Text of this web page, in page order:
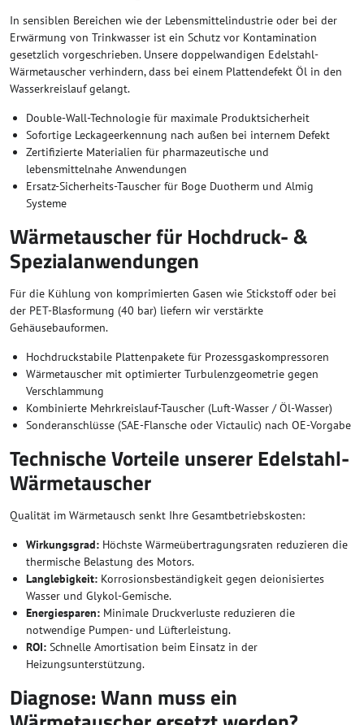
In sensiblen Bereichen wie der Lebensmittelindustrie oder bei der
Erwärmung von Trinkwasser ist ein Schutz vor Kontamination
gesetzlich vorgeschrieben. Unsere doppelwandigen Edelstahl-
Wärmetauscher verhindern, dass bei einem Plattendefekt Öl in den
Wasserkreislauf gelangt.
Double-Wall-Technologie für maximale Produktsicherheit
Sofortige Leckageerkennung nach außen bei internem Defekt
Zertifizierte Materialien für pharmazeutische und
lebensmittelnahe Anwendungen
Ersatz-Sicherheits-Tauscher für Boge Duotherm und Almig
Systeme
Wärmetauscher für Hochdruck- &
Spezialanwendungen
Für die Kühlung von komprimierten Gasen wie Stickstoff oder bei
der PET-Blasformung (40 bar) liefern wir verstärkte
Gehäusebauformen.
Hochdruckstabile Plattenpakete für Prozessgaskompressoren
Wärmetauscher mit optimierter Turbulenzgeometrie gegen
Verschlammung
Kombinierte Mehrkreislauf-Tauscher (Luft-Wasser / Öl-Wasser)
Sonderanschlüsse (SAE-Flansche oder Victaulic) nach OE-Vorgabe
Technische Vorteile unserer Edelstahl-
Wärmetauscher
Qualität im Wärmetausch senkt Ihre Gesamtbetriebskosten:
Wirkungsgrad: Höchste Wärmeübertragungsraten reduzieren die
thermische Belastung des Motors.
Langlebigkeit: Korrosionsbeständigkeit gegen deionisiertes
Wasser und Glykol-Gemische.
Energiesparen: Minimale Druckverluste reduzieren die
notwendige Pumpen- und Lüfterleistung.
ROI: Schnelle Amortisation beim Einsatz in der
Heizungsunterstützung.
Diagnose: Wann muss ein